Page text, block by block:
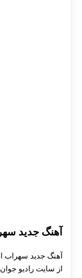
30 تا
آهنگ جدید
از سایت رادیو